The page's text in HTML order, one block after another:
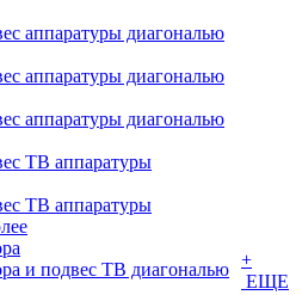
аппаратуры диагональю
аппаратуры диагональю
аппаратуры диагональю
ТВ аппаратуры
ТВ аппаратуры
и подвес ТВ диагональю +
ЕЩЕ